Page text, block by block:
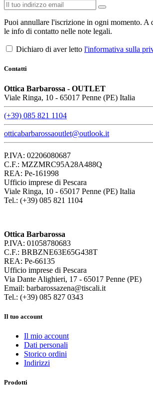
Puoi annullare l'iscrizione in ogni momento. A
le info di contatto nelle note legali.
Dichiaro di aver letto l'informativa sulla
Contatti
Ottica Barbarossa - OUTLET
Viale Ringa, 10 - 65017 Penne (PE) Italia
(+39) 085 821 1104
otticabarbarossaoutlet@outlook.it
P.IVA: 02206080687
C.F.: MZZMRC95A28A488Q
REA: Pe-161998
Ufficio imprese di Pescara
Viale Ringa, 10 - 65017 Penne (PE) Italia
Tel.: (+39) 085 821 1104
Ottica Barbarossa
P.IVA: 01058780683
C.F.: BRBZNE63E65G438T
REA: Pe-66135
Ufficio imprese di Pescara
Via Dante Alighieri, 17 - 65017 Penne (PE)
Email: barbarossazena@tiscali.it
Tel.: (+39) 085 827 0343
Il tuo account
Il mio account
Dati personali
Storico ordini
Indirizzi
Prodotti